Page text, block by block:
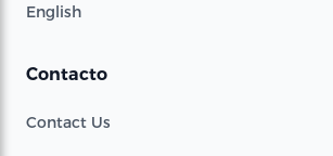
English
Contacto
Contact Us